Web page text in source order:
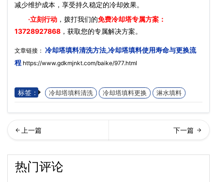
减少维护成本，享受持久稳定的冷却效果。
·立刻行动 ，拨打我们的免费冷却塔专属方案：
13728927868 ，获取您的专属解决方案。
文章链接： 冷却塔填料清洗方法,冷却塔填料使用寿命与更换流
程 https://www.gdkmjnkt.com/baike/977.html
标签： 冷却塔填料清洗 冷却塔填料更换 淋水填料
生锈的原因有哪些…
热门评论